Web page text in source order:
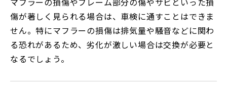
傷が著しく見られる場合は、車検に通すことはできま
せん。特にマフラーの損傷は排気量や騒音などに関わ
る恐れがあるため、劣化が激しい場合は交換が必要と
なるでしょう。